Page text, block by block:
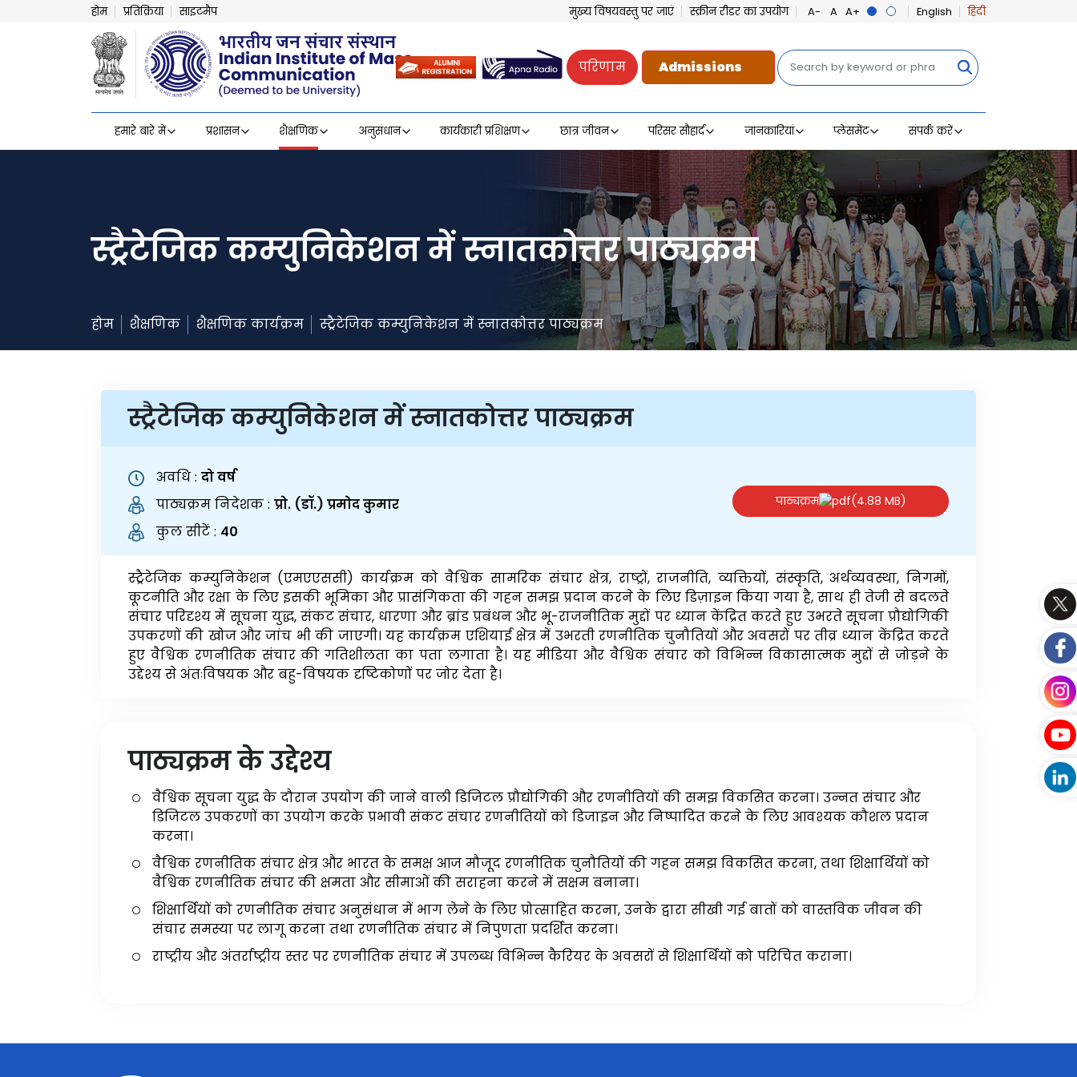
होम प्रतिक्रिया साइटमैप मुख्य विषयवस्तु पर जाएं स्क्रीन रीडर का उपयोग English हिंदी
परिणाम Admissions खोज
हमारे बारे में प्रशासन शैक्षणिक अनुसंधान कार्यकारी प्रशिक्षण छात्र जीवन परिसर सौहार्द जानकारियां प्लेसमेंट संपर्क करें
स्ट्रैटेजिक कम्युनिकेशन में स्नातकोत्तर पाठ्यक्रम
होम शैक्षणिक शैक्षणिक कार्यक्रम स्ट्रैटेजिक कम्युनिकेशन में स्नातकोत्तर पाठ्यक्रम
स्ट्रैटेजिक कम्युनिकेशन में स्नातकोत्तर पाठ्यक्रम
अवधि : दो वर्ष
पाठ्यक्रम निदेशक : प्रो. (डॉ.) प्रमोद कुमार
कुल सीटें : 40
पाठ्यक्रम (4.88 MB)
स्ट्रैटेजिक कम्युनिकेशन (एमएएससी) कार्यक्रम को वैश्विक सामरिक संचार क्षेत्र, राष्ट्रों, राजनीति, व्यक्तियों, संस्कृति, अर्थव्यवस्था, निगमों,
कूटनीति और रक्षा के लिए इसकी भूमिका और प्रासंगिकता की गहन समझ प्रदान करने के लिए डिज़ाइन किया गया है, साथ ही तेजी से बदलते
संचार परिदृश्य में सूचना युद्ध, संकट संचार, धारणा और ब्रांड प्रबंधन और भू-राजनीतिक मुद्दों पर ध्यान केंद्रित करते हुए उभरते सूचना प्रौद्योगिकी
उपकरणों की खोज और जांच भी की जाएगी। यह कार्यक्रम एशियाई क्षेत्र में उभरती रणनीतिक चुनौतियों और अवसरों पर तीव्र ध्यान केंद्रित करते
हुए वैश्विक रणनीतिक संचार की गतिशीलता का पता लगाता है। यह मीडिया और वैश्विक संचार को विभिन्न विकासात्मक मुद्दों से जोड़ने के
उद्देश्य से अंतःविषयक और बहु-विषयक दृष्टिकोणों पर जोर देता है।
पाठ्यक्रम के उद्देश्य
वैश्विक सूचना युद्ध के दौरान उपयोग की जाने वाली डिजिटल प्रौद्योगिकी और रणनीतियों की समझ विकसित करना। उन्नत संचार और
डिजिटल उपकरणों का उपयोग करके प्रभावी संकट संचार रणनीतियों को डिजाइन और निष्पादित करने के लिए आवश्यक कौशल प्रदान
करना।
वैश्विक रणनीतिक संचार क्षेत्र और भारत के समक्ष आज मौजूद रणनीतिक चुनौतियों की गहन समझ विकसित करना, तथा शिक्षार्थियों को
वैश्विक रणनीतिक संचार की क्षमता और सीमाओं की सराहना करने में सक्षम बनाना।
शिक्षार्थियों को रणनीतिक संचार अनुसंधान में भाग लेने के लिए प्रोत्साहित करना, उनके द्वारा सीखी गई बातों को वास्तविक जीवन की
संचार समस्या पर लागू करना तथा रणनीतिक संचार में निपुणता प्रदर्शित करना।
राष्ट्रीय और अंतर्राष्ट्रीय स्तर पर रणनीतिक संचार में उपलब्ध विभिन्न कैरियर के अवसरों से शिक्षार्थियों को परिचित कराना।